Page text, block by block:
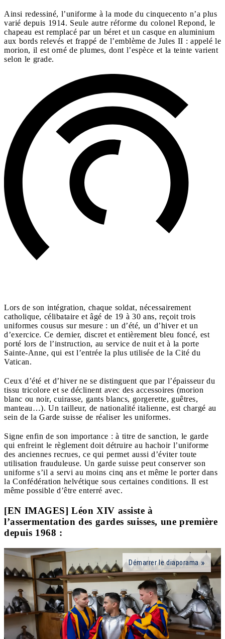
Ainsi redessiné, l’uniforme à la mode du cinquecento n’a plus
varié depuis 1914. Seule autre réforme du colonel Repond, le
chapeau est remplacé par un béret et un casque en aluminium
aux bords relevés et frappé de l’emblème de Jules II : appelé le
morion, il est orné de plumes, dont l’espèce et la teinte varient
selon le grade.
Lors de son intégration, chaque soldat, nécessairement
catholique, célibataire et âgé de 19 à 30 ans, reçoit trois
uniformes cousus sur mesure : un d’été, un d’hiver et un
d’exercice. Ce dernier, discret et entièrement bleu foncé, est
porté lors de l’instruction, au service de nuit et à la porte
Sainte-Anne, qui est l’entrée la plus utilisée de la Cité du
Vatican.
Ceux d’été et d’hiver ne se distinguent que par l’épaisseur du
tissu tricolore et se déclinent avec des accessoires (morion
blanc ou noir, cuirasse, gants blancs, gorgerette, guêtres,
manteau…). Un tailleur, de nationalité italienne, est chargé au
sein de la Garde suisse de réaliser les uniformes.
Signe enfin de son importance : à titre de sanction, le garde
qui enfreint le règlement doit détruire au hachoir l’uniforme
des anciennes recrues, ce qui permet aussi d’éviter toute
utilisation frauduleuse. Un garde suisse peut conserver son
uniforme s’il a servi au moins cinq ans et même le porter dans
la Confédération helvétique sous certaines conditions. Il est
même possible d’être enterré avec.
[EN IMAGES] Léon XIV assiste à
l’assermentation des gardes suisses, une première
depuis 1968 :
Démarrer le diaporama